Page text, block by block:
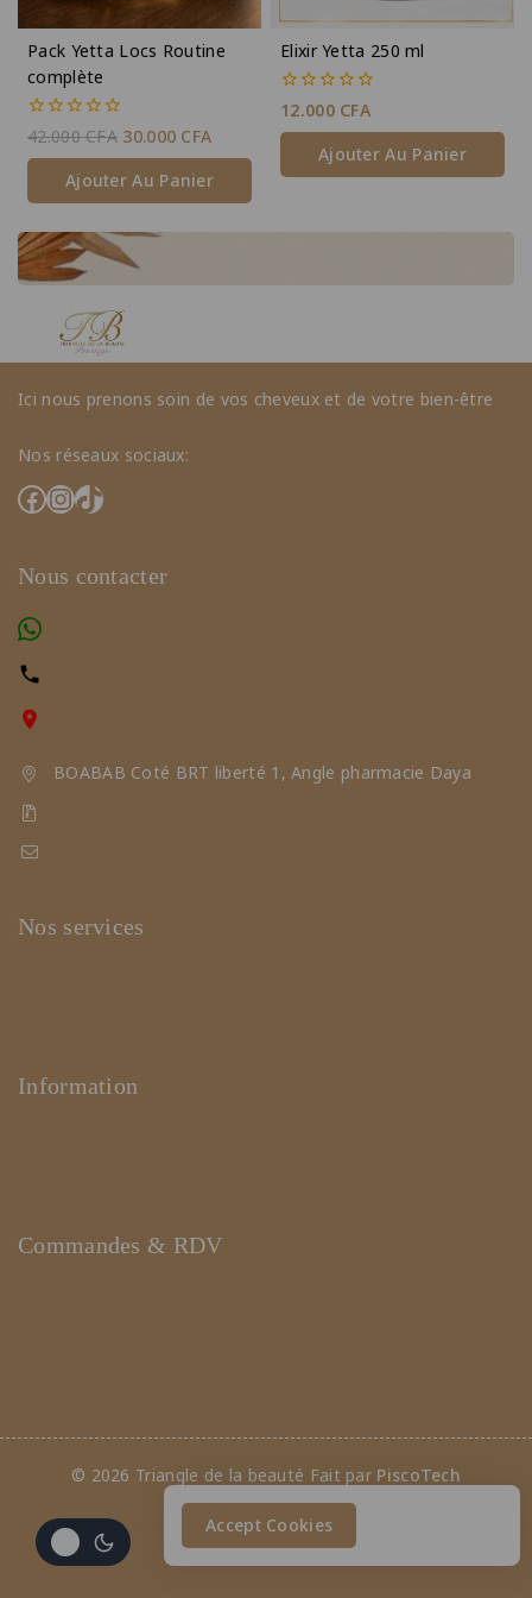
Pack Yetta Locs Routine
complète
0
5
42.000CFA 30.000 CFA
Ajouter Au Panier
Elixir Yetta 250 ml
0
5
12.000 CFA
Ajouter Au Panier
Ici nous prenons soin de vos cheveux et de votre bien-être
Nos réseaux sociaux:
Nous contacter
BOABAB Coté BRT liberté 1, Angle pharmacie Daya
Nos services
Information
Commandes & RDV
© 2026 Triangle de la beauté Fait par PiscoTech
Accept Cookies